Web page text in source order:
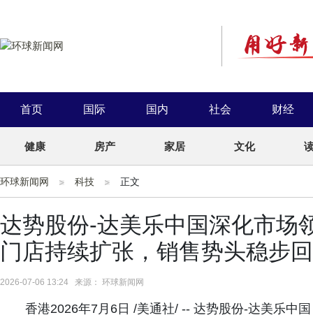
首页 国际 国内 社会 财经
健康 房产 家居 文化
环球新闻网 科技 正文
达势股份-达美乐中国深化市场
门店持续扩张，销售势头稳步
2026-07-06 13:24 来源： 环球新闻网
香港2026年7月6日 /美通社/ -- 达势股份-达美乐中